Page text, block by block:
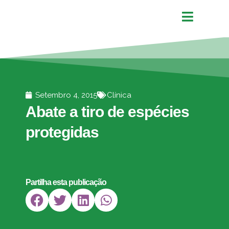
Setembro 4, 2015 Clínica
Abate a tiro de espécies
protegidas
Partilha esta publicação